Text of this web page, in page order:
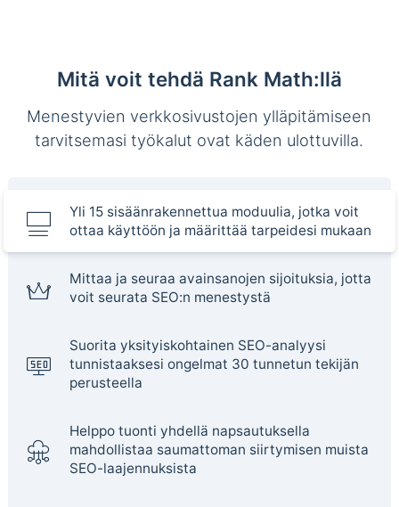
Mitä voit tehdä Rank Math:llä
Menestyvien verkkosivustojen ylläpitämiseen
tarvitsemasi työkalut ovat käden ulottuvilla.
Yli 15 sisäänrakennettua moduulia, jotka voit
ottaa käyttöön ja määrittää tarpeidesi mukaan
Mittaa ja seuraa avainsanojen sijoituksia, jotta
voit seurata SEO:n menestystä
Suorita yksityiskohtainen SEO-analyysi
tunnistaaksesi ongelmat 30 tunnetun tekijän
perusteella
Helppo tuonti yhdellä napsautuksella
mahdollistaa saumattoman siirtymisen muista
SEO-laajennuksista